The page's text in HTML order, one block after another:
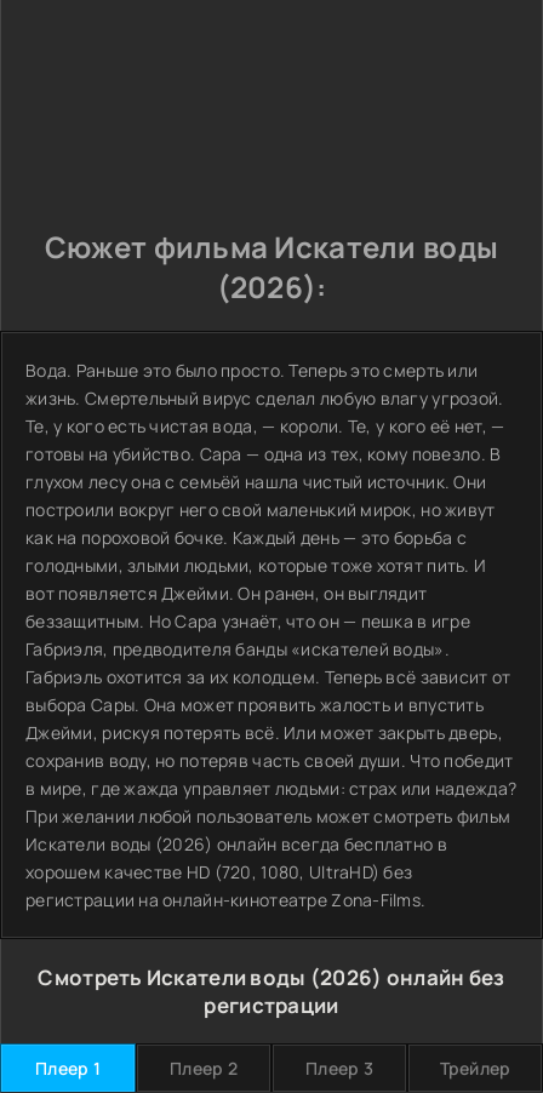
Сюжет фильма Искатели воды
(2026):
Вода. Раньше это было просто. Теперь это смерть или
жизнь. Смертельный вирус сделал любую влагу угрозой.
Те, у кого есть чистая вода, — короли. Те, у кого её нет, —
готовы на убийство. Сара — одна из тех, кому повезло. В
глухом лесу она с семьёй нашла чистый источник. Они
построили вокруг него свой маленький мирок, но живут
как на пороховой бочке. Каждый день — это борьба с
голодными, злыми людьми, которые тоже хотят пить. И
вот появляется Джейми. Он ранен, он выглядит
беззащитным. Но Сара узнаёт, что он — пешка в игре
Габриэля, предводителя банды «искателей воды».
Габриэль охотится за их колодцем. Теперь всё зависит от
выбора Сары. Она может проявить жалость и впустить
Джейми, рискуя потерять всё. Или может закрыть дверь,
сохранив воду, но потеряв часть своей души. Что победит
в мире, где жажда управляет людьми: страх или надежда?
При желании любой пользователь может смотреть фильм
Искатели воды (2026) онлайн всегда бесплатно в
хорошем качестве HD (720, 1080, UltraHD) без
регистрации на онлайн-кинотеатре Zona-Films.
Смотреть Искатели воды (2026) онлайн без
регистрации
Плеер 1 Плеер 2 Плеер 3 Трейлер